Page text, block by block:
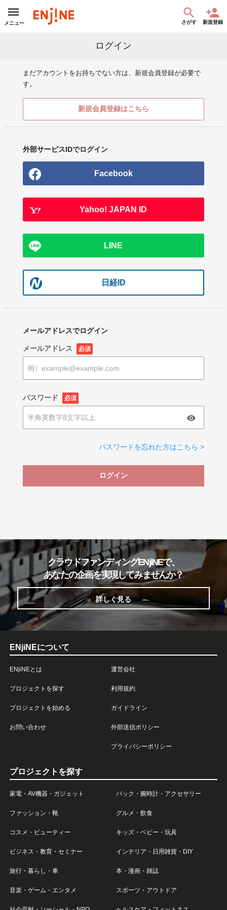
メニュー さがす 新規登録
ログイン
まだアカウントをお持ちでない方は、新規会員登録が必要で
す。
新規会員登録はこちら
外部サービスIDでログイン
Facebook
Yahoo! JAPAN ID
LINE
日経ID
メールアドレスでログイン
メールアドレス 必須
パスワード 必須
パスワードを忘れた方はこちら >
ログイン
クラウドファンディングENjiNEで、
あなたの企画を実現してみませんか？
詳しく見る
ENjiNEについて
ENjiNEとは
プロジェクトを探す
プロジェクトを始める
お問い合わせ
運営会社
利用規約
ガイドライン
外部送信ポリシー
プライバシーポリシー
プロジェクトを探す
家電・AV機器・ガジェット バック・腕時計・アクセサリー
ファッション・靴 グルメ・飲食
コスメ・ビューティー キッズ・ベビー・玩具
ビジネス・教育・セミナー インテリア・日用雑貨・DIY
旅行・暮らし・車 本・漫画・雑誌
音楽・ゲーム・エンタメ スポーツ・アウトドア